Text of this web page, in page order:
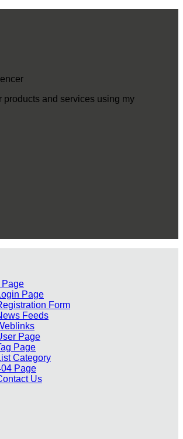
products and services using my
Page
Page
Form
Feeds
Page
Page
Category
Page
Us